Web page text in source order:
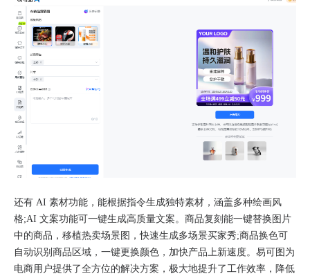
还有 AI 素材功能，能根据指令生成独特素材，涵盖多种绘画风
格;AI 文案功能可一键生成高质量文案。商品复刻能一键替换图片
中的商品，移植热卖场景图，快速生成多场景买家秀;商品换色可
自动识别商品区域，一键更换颜色，加快产品上新速度。易可图为
电商用户提供了全方位的解决方案，极大地提升了工作效率，降低